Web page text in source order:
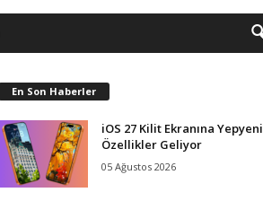
En Son Haberler
iOS 27 Kilit Ekranına Yepyeni
Özellikler Geliyor
05 Ağustos 2026